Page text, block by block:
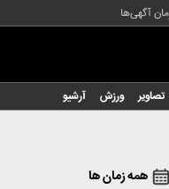
آگهی‌ها
تصاویر ورزش آرشیو
همه زمان ها